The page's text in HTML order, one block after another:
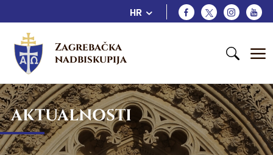
HR
Zagrebačka
nadbiskupija
AKTUALNOSTI